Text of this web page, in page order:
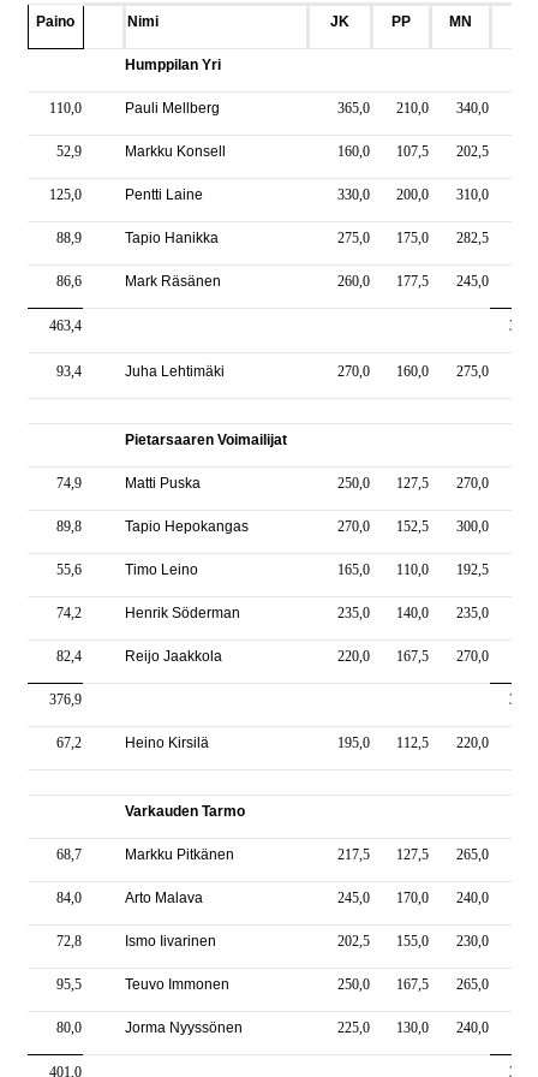
Paino Nimi JK PP MN
Humppilan Yri
110,0 Pauli Mellberg 365,0 210,0 340,0
52,9 Markku Konsell 160,0 107,5 202,5
125,0 Pentti Laine 330,0 200,0 310,0
88,9 Tapio Hanikka 275,0 175,0 282,5
86,6 Mark Räsänen 260,0 177,5 245,0
463,4
93,4 Juha Lehtimäki 270,0 160,0 275,0
Pietarsaaren Voimailijat
74,9 Matti Puska 250,0 127,5 270,0
89,8 Tapio Hepokangas 270,0 152,5 300,0
55,6 Timo Leino 165,0 110,0 192,5
74,2 Henrik Söderman 235,0 140,0 235,0
82,4 Reijo Jaakkola 220,0 167,5 270,0
376,9
67,2 Heino Kirsilä 195,0 112,5 220,0
Varkauden Tarmo
68,7 Markku Pitkänen 217,5 127,5 265,0
84,0 Arto Malava 245,0 170,0 240,0
72,8 Ismo Iivarinen 202,5 155,0 230,0
95,5 Teuvo Immonen 250,0 167,5 265,0
80,0 Jorma Nyyssönen 225,0 130,0 240,0
401,0